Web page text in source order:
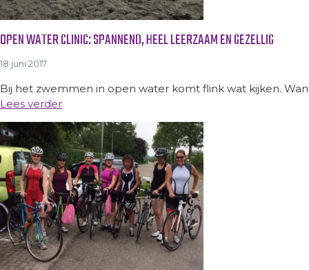
OPEN WATER CLINIC: SPANNEND, HEEL LEERZAAM EN GEZELLIG
18 juni 2017
Bij het zwemmen in open water komt flink wat kijken.
Lees verder